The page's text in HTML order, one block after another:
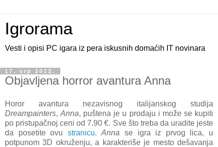
Igrorama
Vesti i opisi PC igara iz pera iskusnih domaćih IT novinara
17. srp 2012.
Objavljena horror avantura Anna
Horor avantura nezavisnog italijanskog studija
Dreampainters,Anna, puštena je u prodaju i može se kupiti
po pristupačnoj ceni od 7.90 €. Sve što treba da uradite jeste
da posetite ovu stranicu.Anna se igra iz prvog lica, u
potpunom 3D okruženju, a karakteriše je mesto dešavanja